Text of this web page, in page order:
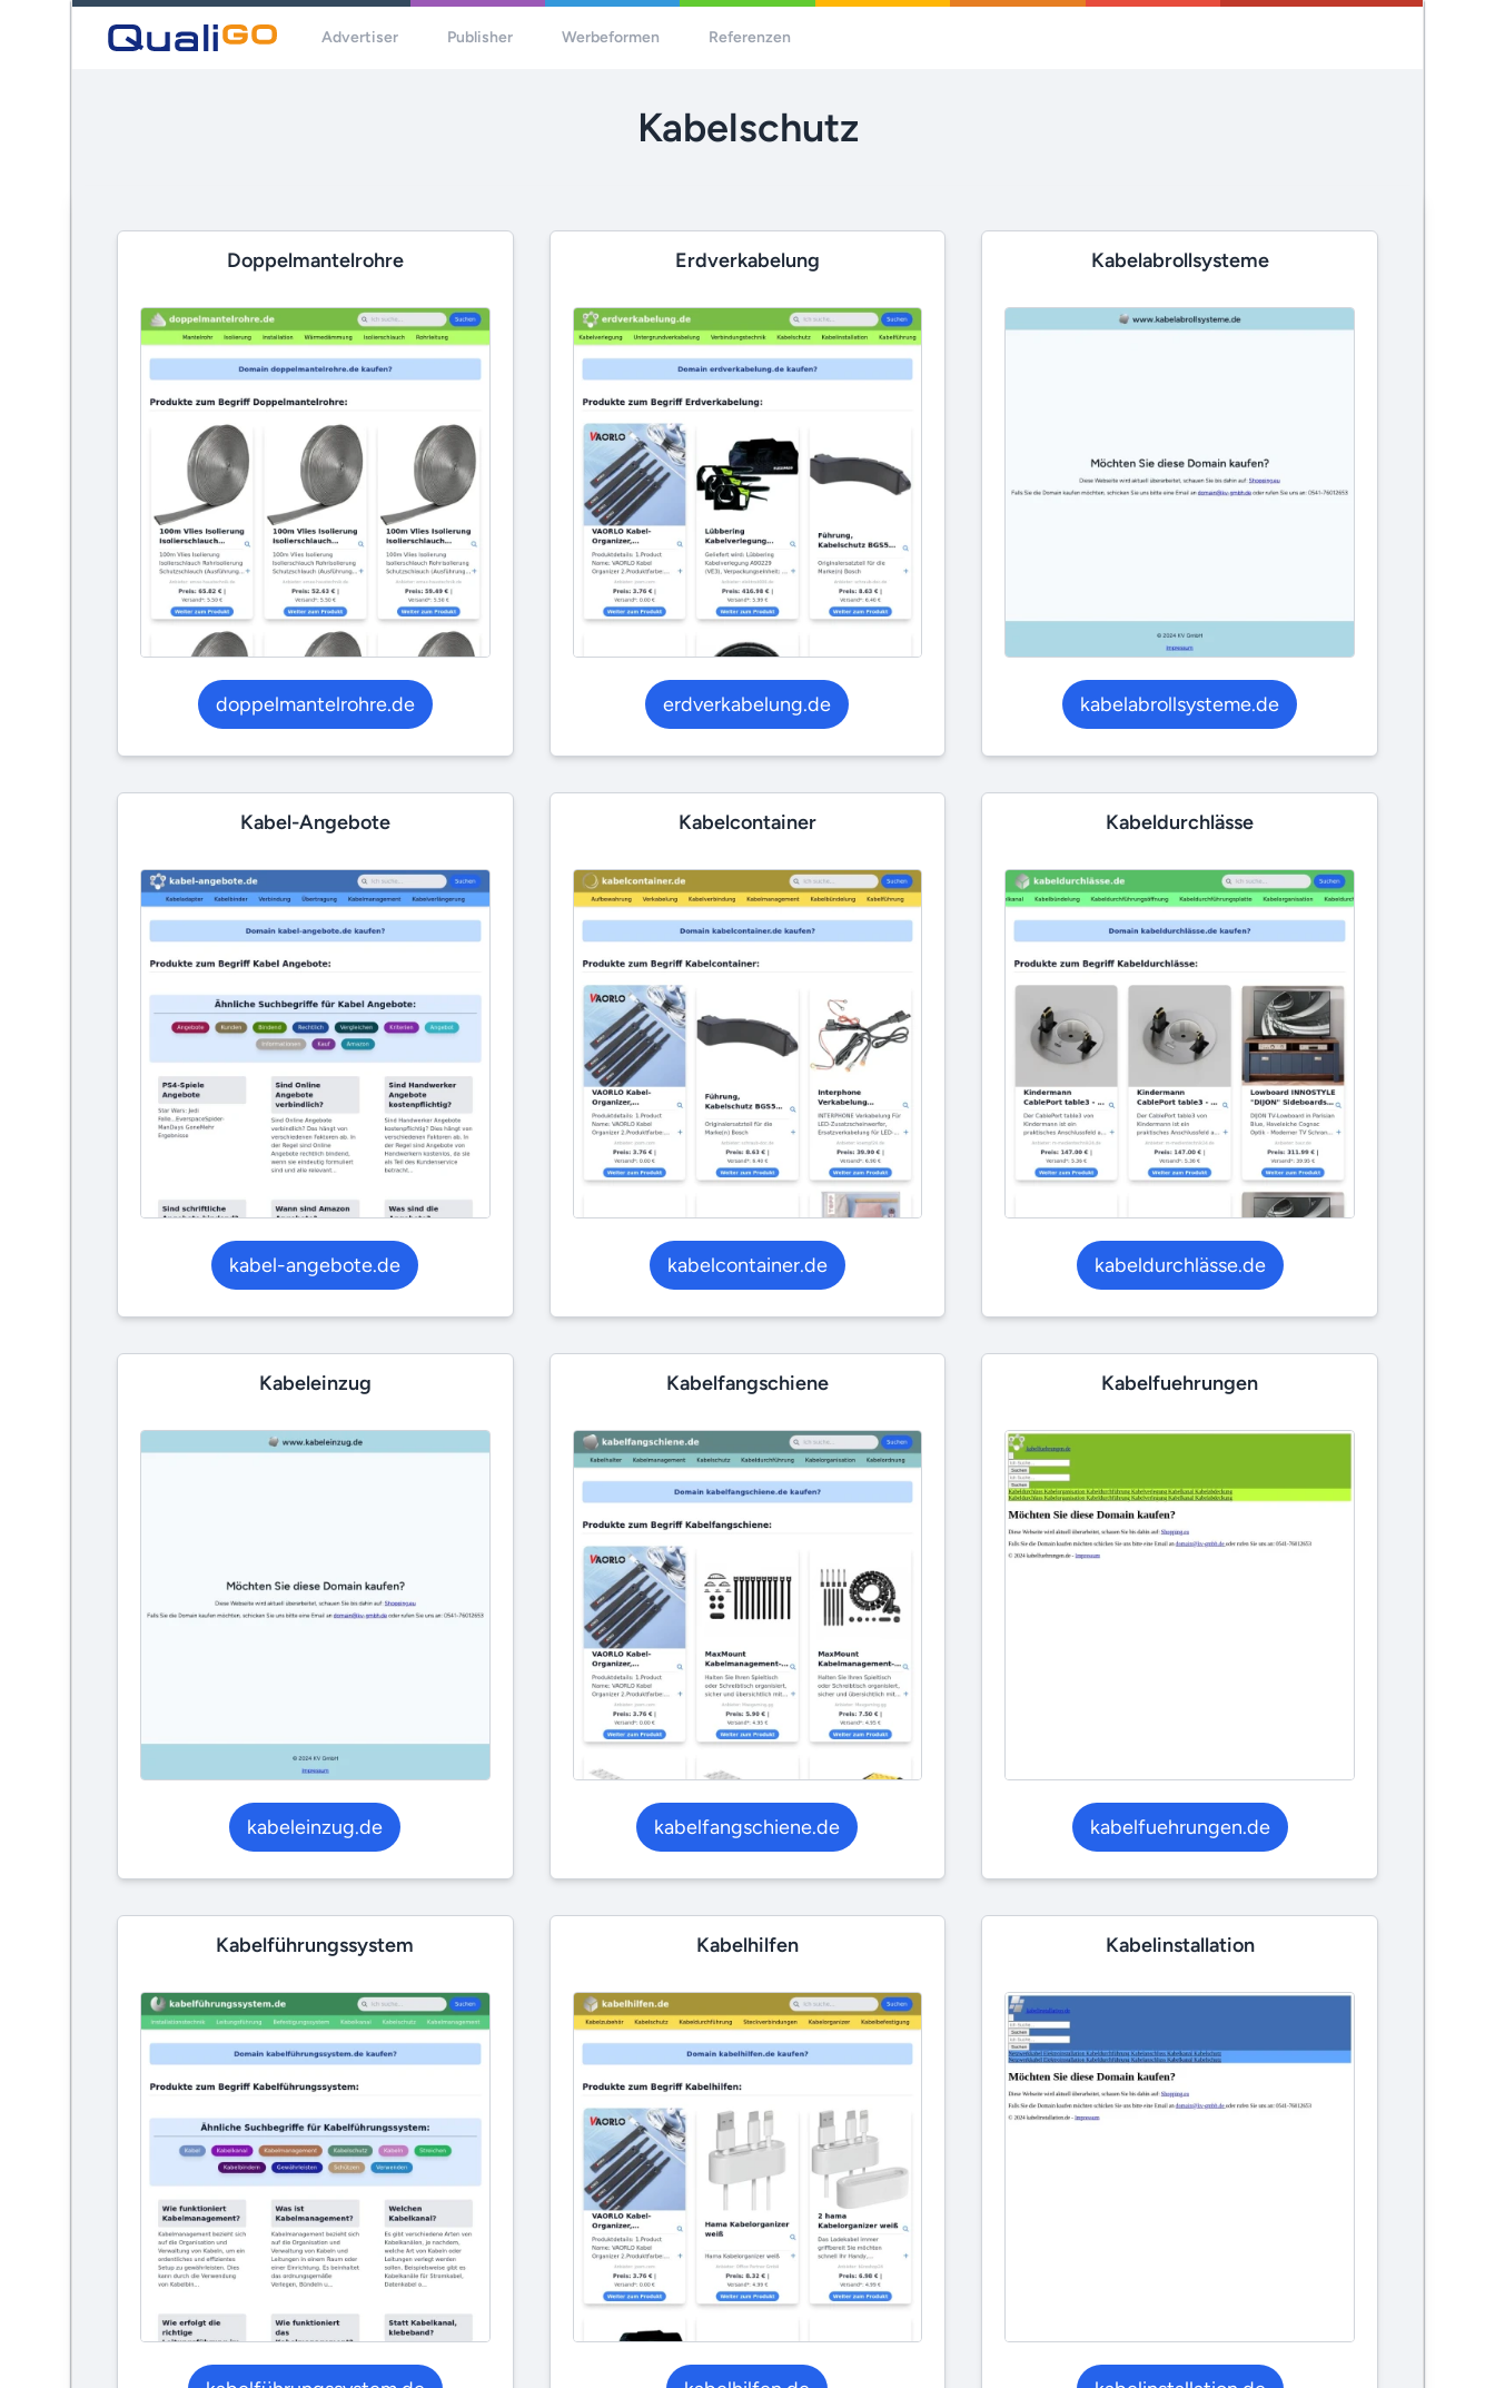
Advertiser Publisher Werbeformen Referenzen
Kabelschutz
Doppelmantelrohre
doppelmantelrohre.de
Erdverkabelung
erdverkabelung.de
Kabelabrollsysteme
kabelabrollsysteme.de
Kabel-Angebote
kabel-angebote.de
Kabelcontainer
kabelcontainer.de
Kabeldurchlässe
kabeldurchlässe.de
Kabeleinzug
kabeleinzug.de
Kabelfangschiene
kabelfangschiene.de
Kabelfuehrungen
kabelfuehrungen.de
Kabelführungssystem Kabelhilfen Kabelinstallation